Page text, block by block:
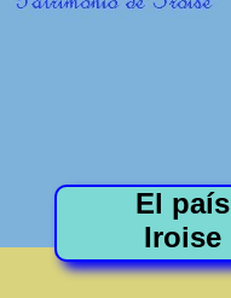
El país
Iroise